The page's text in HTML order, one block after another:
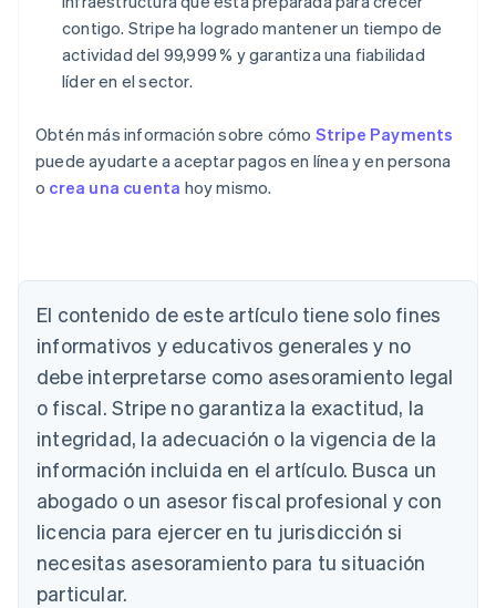
contigo. Stripe ha logrado mantener un tiempo de
actividad del 99,999 % y garantiza una fiabilidad
líder en el sector.
Obtén más información sobre cómo Stripe Payments
puede ayudarte a aceptar pagos en línea y en persona
o crea una cuenta hoy mismo.
El contenido de este artículo tiene solo fines
informativos y educativos generales y no
debe interpretarse como asesoramiento legal
o fiscal. Stripe no garantiza la exactitud, la
integridad, la adecuación o la vigencia de la
información incluida en el artículo. Busca un
abogado o un asesor fiscal profesional y con
licencia para ejercer en tu jurisdicción si
necesitas asesoramiento para tu situación
particular.
English
Austria
Bélgica
NederlandsFrançaisDeutschEnglish
Brasil
PortuguêsEnglish
Bulgaria
Canadá
EnglishFrançais
China continental
Chipre
English